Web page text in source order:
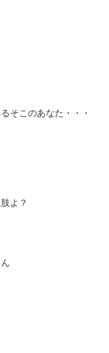
そこのあなた・・・
よ？